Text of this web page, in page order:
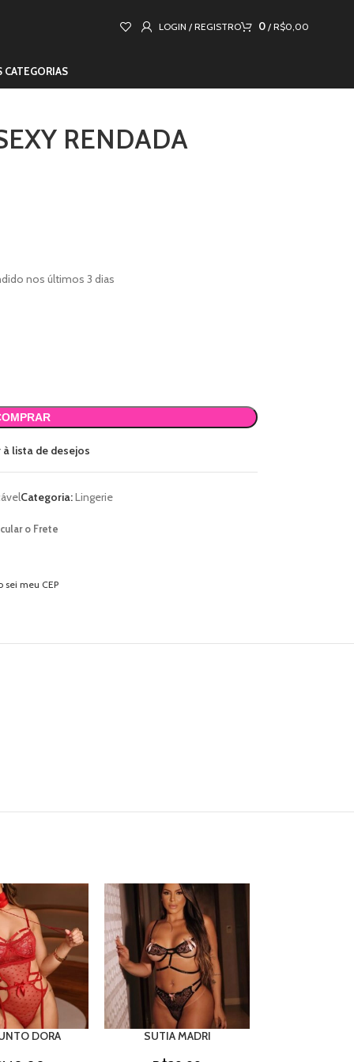
LOGIN / REGISTRO 0 / R$0,00
CATEGORIAS
RENDADA
nos últimos 3 dias
à lista de desejos
Categoria:Lingerie
o Frete
sei meu CEP
DORA SUTIA MADRI